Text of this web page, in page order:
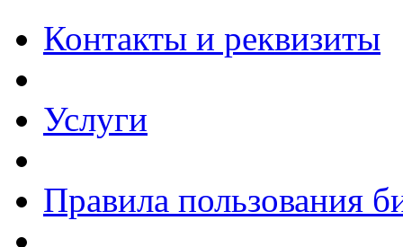
Контакты и реквизиты
Услуги
Правила пользования